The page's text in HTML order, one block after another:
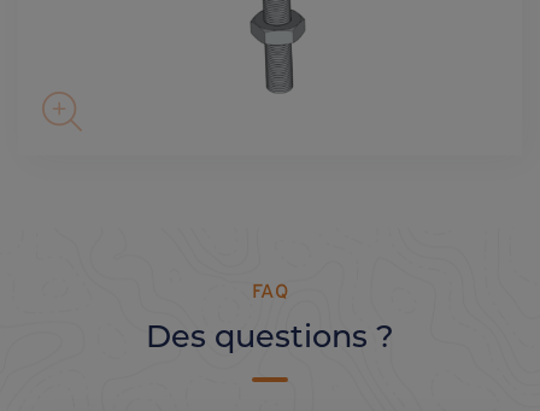
FAQ
Des questions ?